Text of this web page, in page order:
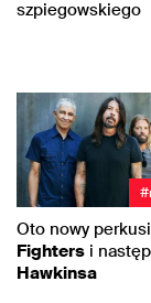
szpiegowskiego
Oto nowy
Fighters i
Hawkinsa